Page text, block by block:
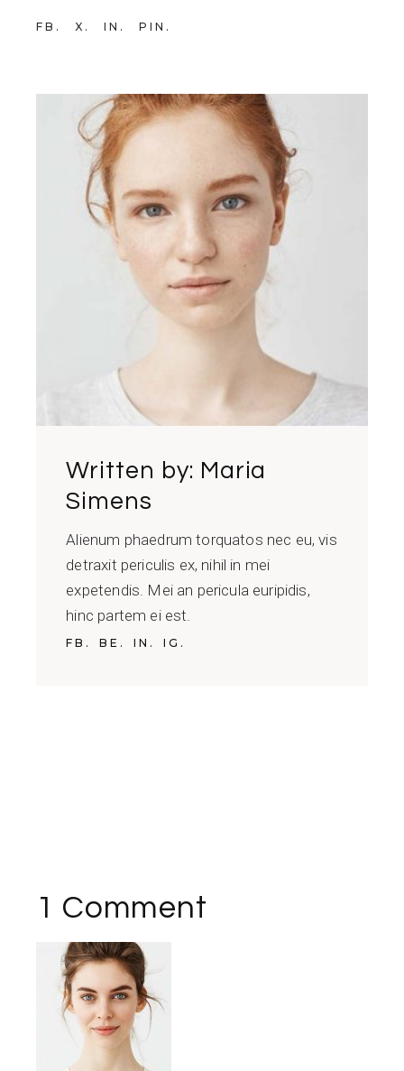
FB X IN PIN
Written by: Maria
Simens
Alienum phaedrum torquatos nec eu, vis
detraxit periculis ex, nihil in mei
expetendis. Mei an pericula euripidis,
hinc partem ei est.
FB. BE. IN. IG.
1 Comment